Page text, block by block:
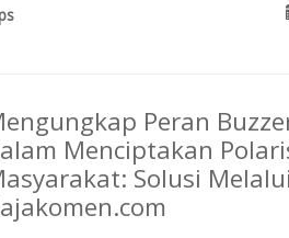
Peran
Menciptakan
Solusi Melalui